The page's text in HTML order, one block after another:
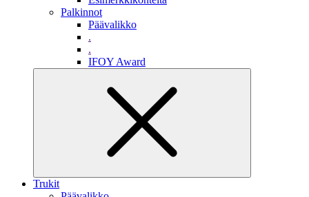
Palkinnot
Päävalikko
.
.
IFOY Award
Trukit